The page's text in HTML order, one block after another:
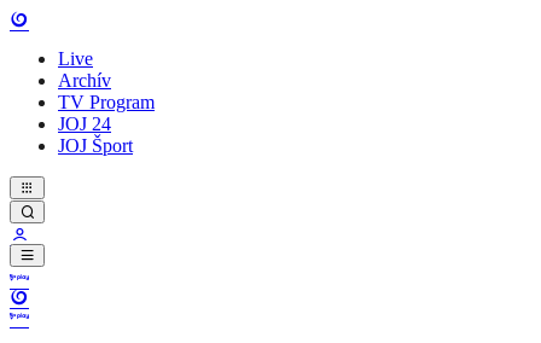
Live
Archív
TV Program
JOJ 24
JOJ Šport